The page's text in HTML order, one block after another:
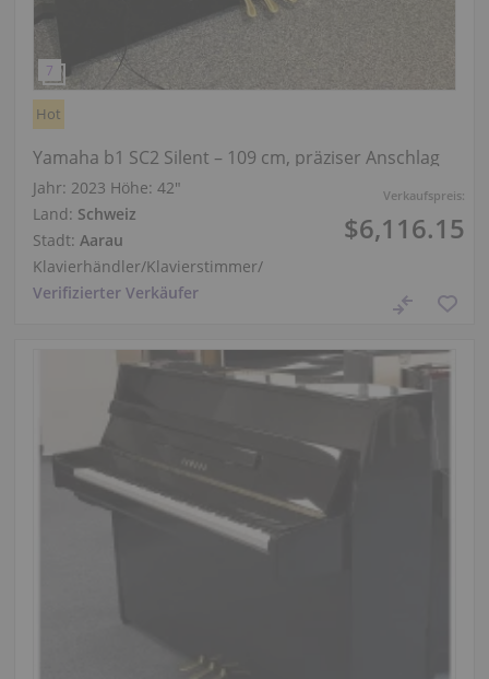
Verkaufspreis:
$6,116.15
Hot
Yamaha b1 SC2 Silent – 109 cm, präziser Anschlag
Jahr: 2023 Höhe: 42″
Land: Schweiz
Stadt: Aarau
Klavierhändler/Klavierstimmer/
Verifizierter Verkäufer